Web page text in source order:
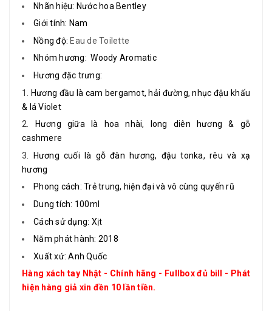
Nhãn hiệu: Nước hoa Bentley
Giới tính: Nam
Nồng độ: Eau de Toilette
Nhóm hương: Woody Aromatic
Hương đặc trưng:
Hương đầu là cam bergamot, hải đường, nhục đậu khấu
& lá Violet
Hương giữa là hoa nhài, long diên hương & gỗ
cashmere
Hương cuối là gỗ đàn hương, đậu tonka, rêu và xạ
hương
Phong cách: Trẻ trung, hiện đại và vô cùng quyến rũ
Dung tích: 100ml
Cách sử dụng: Xịt
Năm phát hành: 2018
Xuất xứ: Anh Quốc
Hàng xách tay Nhật - Chính hãng - Fullbox đủ bill - Phát
hiện hàng giả xin đền 10 lần tiền.